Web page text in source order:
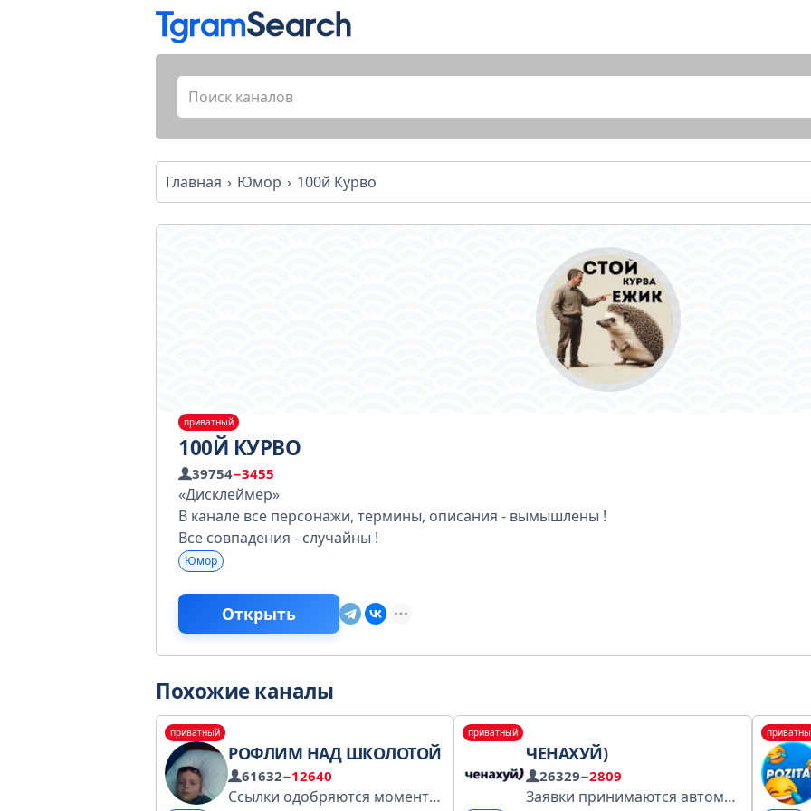
Главная Юмор 100й Курво
приватный
100Й КУРВО
39754−3455
«Дисклеймер»
В канале все персонажи, термины, описания - вымышлены !
Все совпадения - случайны !
Юмор
Открыть
Похожие каналы
приватный
РОФЛИМ НАД ШКОЛОТОЙ
61632−12640
Ссылки одобряются моментально Реклама: @Garanted / @inomer2022 предложка: @cyrcles_bot Ссылка на канал: https://t.me/+4oUQQbBehzplNzli
приватный
ЧЕНАХУЙ)
26329−2809
Заявки принимаются автоматически